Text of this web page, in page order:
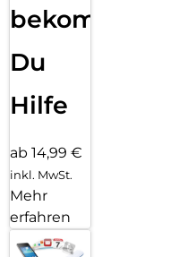
bekommst
Du
Hilfe
ab 14,99 €
inkl. MwSt.
Mehr
erfahren